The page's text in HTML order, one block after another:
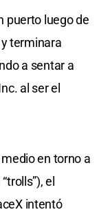
puerto luego de
terminara
a sentar a
al ser el
en torno a
el
intentó